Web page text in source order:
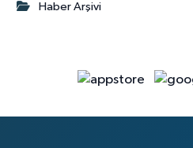
Haber Arşivi